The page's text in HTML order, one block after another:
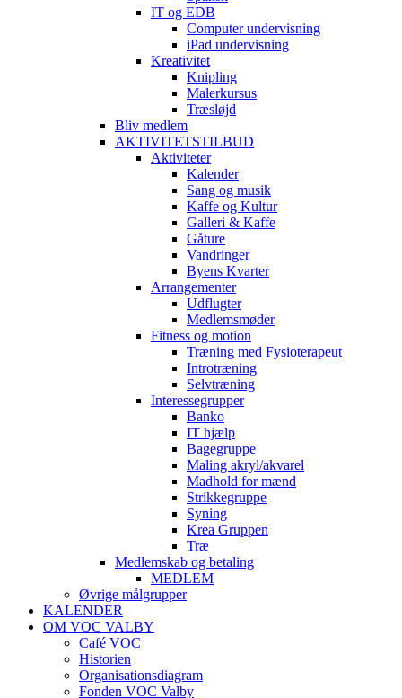
IT og EDB
Computer undervisning
iPad undervisning
Kreativitet
Knipling
Malerkursus
Træsløjd
Bliv medlem
AKTIVITETSTILBUD
Aktiviteter
Kalender
Sang og musik
Kaffe og Kultur
Galleri & Kaffe
Gåture
Vandringer
Byens Kvarter
Arrangementer
Udflugter
Medlemsmøder
Fitness og motion
Træning med Fysioterapeut
Introtræning
Selvtræning
Interessegrupper
Banko
IT hjælp
Bagegruppe
Maling akryl/akvarel
Madhold for mænd
Strikkegruppe
Syning
Krea Gruppen
Træ
Medlemskab og betaling
MEDLEM
Øvrige målgrupper
KALENDER
OM VOC VALBY
Café VOC
Historien
Organisationsdiagram
Fonden VOC Valby